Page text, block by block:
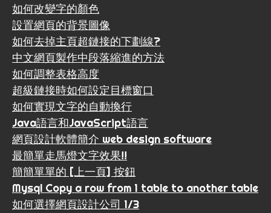
如何改變字的顏色
設置網頁的背景圖像
如何去掉主頁超鏈接的下劃線?
中文網頁製作中段落縮進的方法
如何調整表格高度
超級鏈接時如何設定目標窗口
如何實現文字的自動換行
Java語言和JavaScript語言
網頁設計軟體簡介 web design software
最簡單走馬燈文字效果!!
簡簡單單的 [上一頁] 按鈕
Mysql Copy a row from 1 table to another table
如何選擇網頁設計公司 1/3